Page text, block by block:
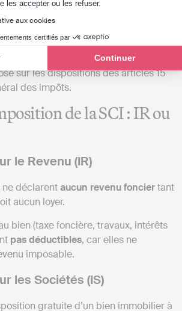
les accepter ou les refuser.
aux cookies
certifiés par
Continuer
qu’aurait pu produire la location des
jouissance ou qu’elle met
des associés ou des tiers »
sur les dispositions des articles 15
des impôts.
de la SCI : IR ou
le Revenu (IR)
ne déclarentaucun revenu fonciertant
aucun loyer.
bien (taxe foncière, travaux, intérêts
pas déductibles, car elles ne
imposable.
les Sociétés (IS)
gratuite d’un bien immobilier à